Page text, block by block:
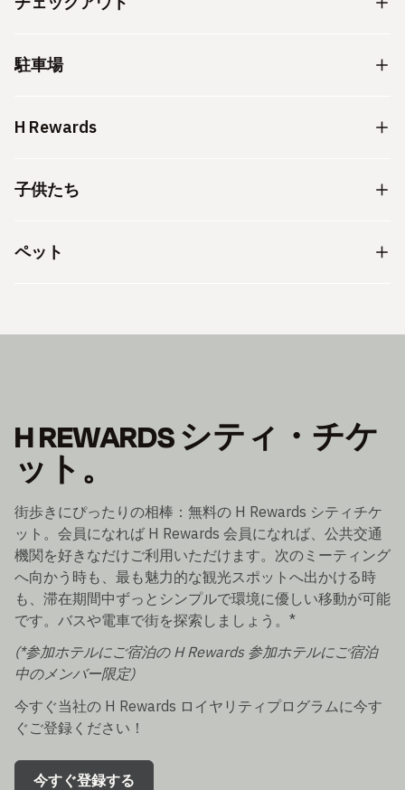
駐車場
H Rewards
子供たち
ペット
H REWARDS シティ・チケ
ット。
街歩きにぴったりの相棒：無料の H Rewards シティチケ
ット。会員になれば H Rewards 会員になれば、公共交通
機関を好きなだけご利用いただけます。次のミーティング
へ向かう時も、最も魅力的な観光スポットへ出かける時
も、滞在期間中ずっとシンプルで環境に優しい移動が可能
です。バスや電車で街を探索しましょう。*
(*参加ホテルにご宿泊の H Rewards 参加ホテルにご宿泊
中のメンバー限定)
今すぐ当社の H Rewards ロイヤリティプログラムに今す
ぐご登録ください！
今すぐ登録する